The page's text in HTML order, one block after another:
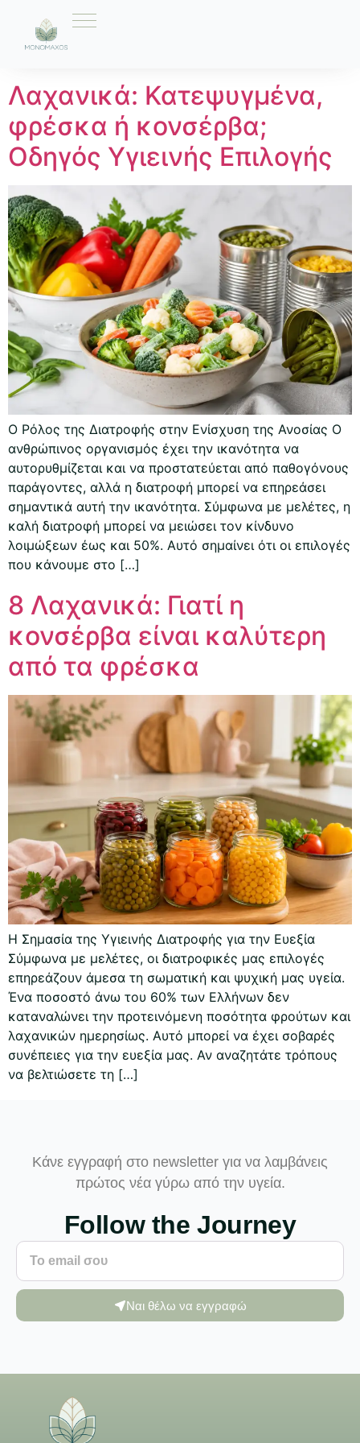
Ετικέτα:
Λαχανικά: Κατεψυγμένα,
φρέσκα ή κονσέρβα;
Οδηγός Υγιεινής Επιλογής
Ο Ρόλος της Διατροφής στην Ενίσχυση της Ανοσίας Ο
ανθρώπινος οργανισμός έχει την ικανότητα να
αυτορυθμίζεται και να προστατεύεται από παθογόνους
παράγοντες, αλλά η διατροφή μπορεί να επηρεάσει
σημαντικά αυτή την ικανότητα. Σύμφωνα με μελέτες, η
καλή διατροφή μπορεί να μειώσει τον κίνδυνο
λοιμώξεων έως και 50%. Αυτό σημαίνει ότι οι επιλογές
που κάνουμε στο […]
8 Λαχανικά: Γιατί η
κονσέρβα είναι καλύτερη
από τα φρέσκα
Η Σημασία της Υγιεινής Διατροφής για την Ευεξία
Σύμφωνα με μελέτες, οι διατροφικές μας επιλογές
επηρεάζουν άμεσα τη σωματική και ψυχική μας υγεία.
Ένα ποσοστό άνω του 60% των Ελλήνων δεν
καταναλώνει την προτεινόμενη ποσότητα φρούτων και
λαχανικών ημερησίως. Αυτό μπορεί να έχει σοβαρές
συνέπειες για την ευεξία μας. Αν αναζητάτε τρόπους
να βελτιώσετε τη […]
Κάνε εγγραφή στο newsletter για να λαμβάνεις
πρώτος νέα γύρω από την υγεία.
Follow the Journey
Ναι θέλω να εγγραφώ